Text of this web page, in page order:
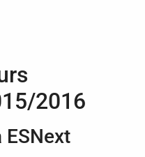
2016
ESNext